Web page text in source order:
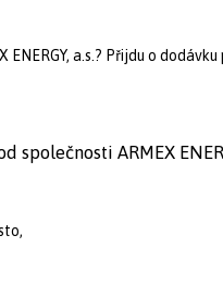
a.s.? Přijdu o dodávku
společnosti ARMEX